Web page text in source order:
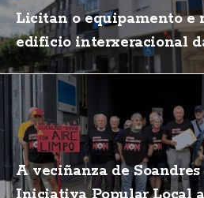
Licitan o equipamento e
edificio interxeracional
A veciñanza de